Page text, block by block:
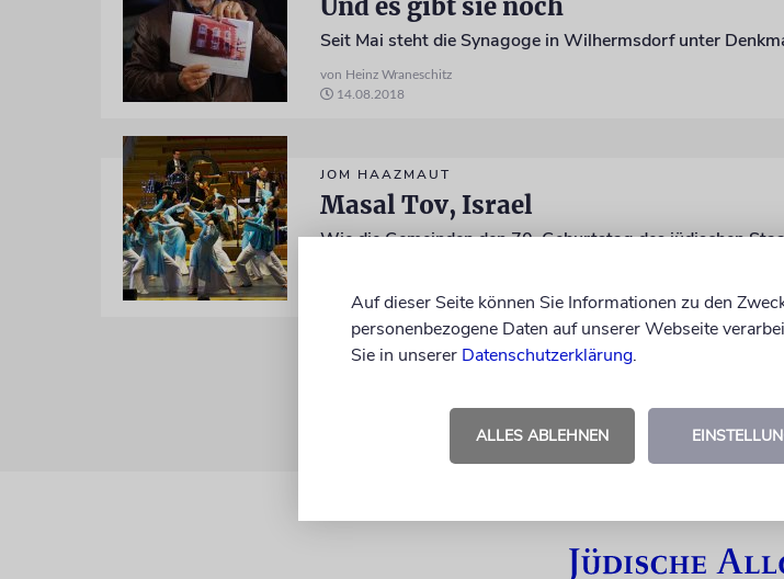
Und es gibt sie noch
Seit Mai steht die Synagoge in Wilhermsdorf unter
von Heinz Wraneschitz
14.08.2018
JOM HAAZMAUT
Masal Tov, Israel
Wie die Gemeinden den 70. Geburtstag des jüdischen
Auf dieser Seite können Sie Informationen zu den
personenbezogene Daten auf unserer Webseite
Sie in unserer Datenschutzerklärung.
ALLES ABLEHNEN